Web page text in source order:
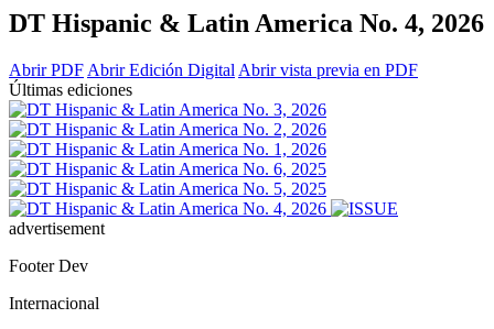
DT Hispanic & Latin America No. 4, 2026
Abrir PDF Abrir Edición Digital Abrir vista previa en PDF
Últimas ediciones
advertisement
Footer Dev
Internacional